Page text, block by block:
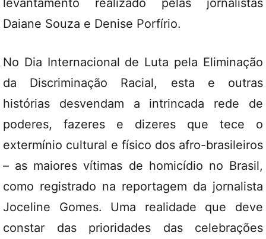
levantamento realizado pelas jornalistas
Daiane Souza e Denise Porfírio.
No Dia Internacional de Luta pela Eliminação
da Discriminação Racial, esta e outras
histórias desvendam a intrincada rede de
poderes, fazeres e dizeres que tece o
extermínio cultural e físico dos afro-brasileiros
– as maiores vítimas de homicídio no Brasil,
como registrado na reportagem da jornalista
Joceline Gomes. Uma realidade que deve
constar das prioridades das celebrações